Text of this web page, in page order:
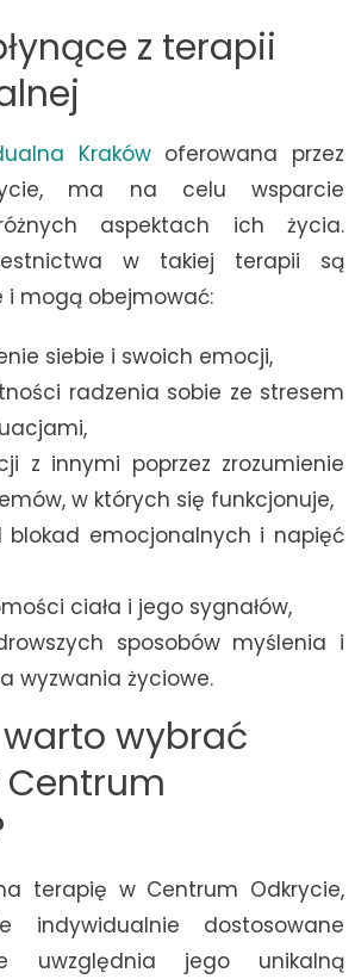
z terapii
Krakówoferowana przez
ma na celu wsparcie
aspektach ich życia.
w takiej terapii są
i mogą obejmować:
siebie i swoich emocji,
radzenia sobie ze stresem
z innymi poprzez zrozumienie
w których się funkcjonuje,
blokad emocjonalnych i napięć
ciała i jego sygnałów,
sposobów myślenia i
wyzwania życiowe.
wybrać
terapię w Centrum Odkrycie,
indywidualnie dostosowane
uwzględnia jego unikalną